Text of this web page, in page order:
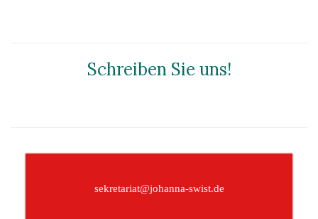
Schreiben Sie uns!
sekretariat@johanna-swist.de